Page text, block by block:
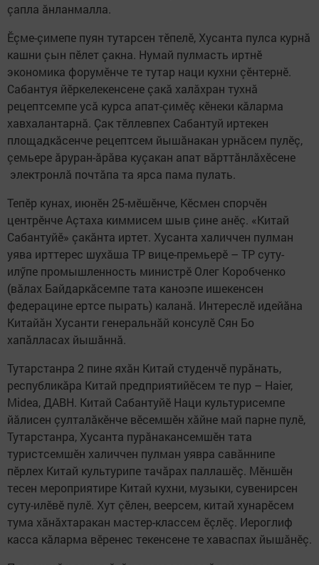
çапла ăнланмалла.
Ӗçме-çимепе пуян тутарсен тӗпелӗ, Хусанта пулса курнă
кашни çын пӗлет çакна. Нумай пулмасть иртнӗ
экономика форумӗнче те тутар наци кухни çӗнтернӗ.
Сабантуя йӗркелекенсене çакă халăхран тухнă
рецептсемпе усă курса апат-çимӗç кӗнеки кăларма
хавхалантарнă. Çак тӗллевпех Сабантуй иртекен
площадкăсенче рецептсем йышăнакан урнăсем пулӗç,
çемьере ăруран-ăрăва куçакан апат вăрттăнлăхӗсене
электронлă почтăпа та ярса пама пулать.
Тепӗр кунах, июнӗн 25-мӗшӗнче, Кӗсмен спорчӗн
центрӗнче Аçтаха киммисем шыв çине анӗç. «Китай
Сабантуйӗ» çакăнта иртет. Хусанта халиччен пулман
уява ирттерес шухăша ТР вице-премьерӗ – ТР суту-
илӳпе промышленность министрӗ Олег Коробченко
(вăлах Байдаркăсемпе тата каноэпе ишекенсен
федерацине ертсе пырать) каланă. Интереслӗ идейăна
Китайăн Хусанти генеральнăй консулӗ Сян Бо
хапăлласах йышăннă.
Тутарстанра 2 пине яхăн Китай студенчӗ пурăнать,
республикăра Китай предприятийӗсем те пур – Haier,
Midea, ДАВН. Китай Сабантуйӗ Наци культурисемпе
йăлисен çулталăкӗнче вӗсемшӗн хăйне май парне пулӗ,
Тутарстанра, Хусанта пурăнакансемшӗн тата
туристсемшӗн халиччен пулман уявра савăннипе
пӗрлех Китай культурипе тачăрах паллашӗç. Мӗншӗн
тесен мероприятире Китай кухни, музыки, сувенирсен
суту-илӗвӗ пулӗ. Хут çӗлен, веерсем, китай хунарӗсем
тума хăнăхтаракан мастер-классем ӗçлӗç. Иероглиф
касса кăларма вӗренес текенсене те хаваспах йышăнӗç.